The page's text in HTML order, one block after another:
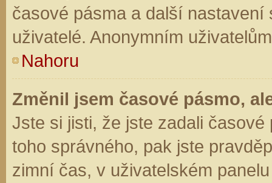
časové pásma a další
uživatelé. Anonymním
Nahoru
Změnil jsem časové pásmo,
Jste si jisti, že jste zadali
toho správného, pak jste
zimní čas, v uživatelském